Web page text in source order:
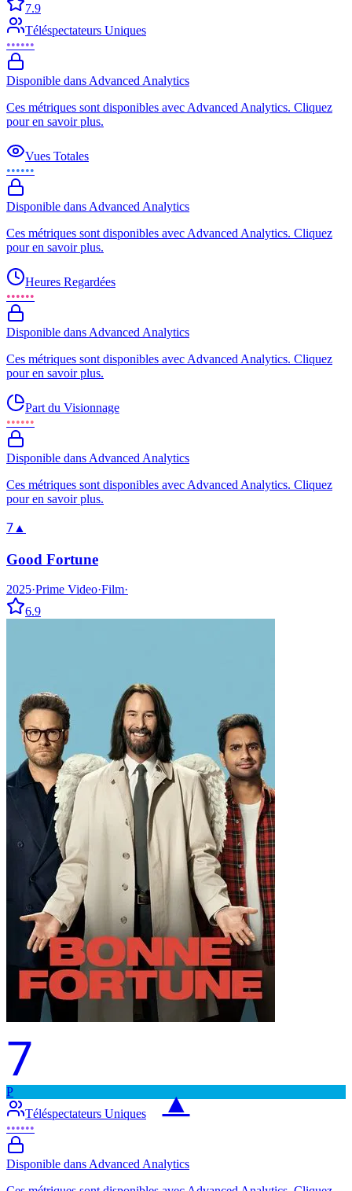
7.9
Téléspectateurs Uniques
••••••
Disponible dans Advanced Analytics
Ces métriques sont disponibles avec Advanced Analytics. Cliquez
pour en savoir plus.
Vues Totales
••••••
Disponible dans Advanced Analytics
Ces métriques sont disponibles avec Advanced Analytics. Cliquez
pour en savoir plus.
Heures Regardées
••••••
Disponible dans Advanced Analytics
Ces métriques sont disponibles avec Advanced Analytics. Cliquez
pour en savoir plus.
Part du Visionnage
••••••
Disponible dans Advanced Analytics
Ces métriques sont disponibles avec Advanced Analytics. Cliquez
pour en savoir plus.
7 ▲
Good Fortune
2025·Prime Video·Film·
6.9
7
▲
P
Téléspectateurs Uniques
••••••
Disponible dans Advanced Analytics